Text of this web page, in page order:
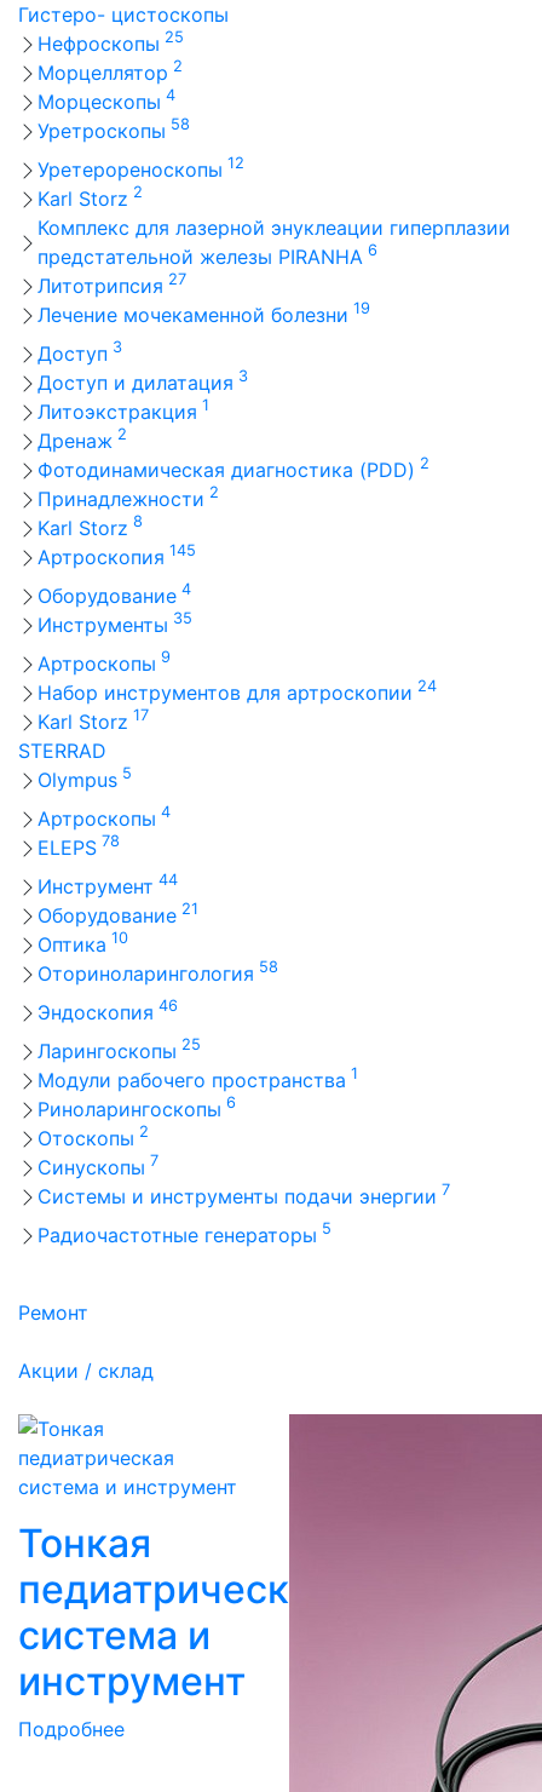
Гистеро- цистоскопы
Нефроскопы 25
Морцеллятор 2
Морцескопы 4
Уретроскопы 58
Уретерореноскопы 12
Karl Storz 2
Комплекс для лазерной энуклеации гиперплазии
предстательной железы PIRANHA 6
Литотрипсия 27
Лечение мочекаменной болезни 19
Доступ 3
Доступ и дилатация 3
Литоэкстракция 1
Дренаж 2
Фотодинамическая диагностика (PDD) 2
Принадлежности 2
Karl Storz 8
Артроскопия 145
Оборудование 4
Инструменты 35
Артроскопы 9
Набор инструментов для артроскопии 24
Karl Storz 17
STERRAD
Olympus 5
Артроскопы 4
ELEPS 78
Инструмент 44
Оборудование 21
Оптика 10
Оториноларингология 58
Эндоскопия 46
Ларингоскопы 25
Модули рабочего пространства 1
Риноларингоскопы 6
Отоскопы 2
Синускопы 7
Системы и инструменты подачи энергии 7
Радиочастотные генераторы 5
Ремонт
Акции / склад
Тонкая
педиатрическая
система и
инструмент
Подробнее